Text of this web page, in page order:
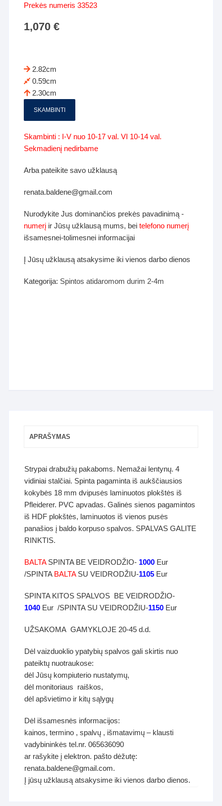
Prekės numeris 33523
1,070€
2.82cm
0.59cm
2.30cm
SKAMBINTI
Skambinti : I-V nuo 10-17 val. VI 10-14 val.
Sekmadienį nedirbame
Arba pateikite savo užklausą
renata.baldene@gmail.com
Nurodykite Jus dominančios prekės pavadinimą -
numerį ir Jūsų užklausą mums, beitelefono numerį
išsamesnei-tolimesnei informacijai
Į Jūsų užklausą atsakysime iki vienos darbo dienos
Kategorija: Spintos atidaromom durim 2-4m
APRAŠYMAS
Strypai drabužių pakaboms. Nemažai lentynų. 4
vidiniai stalčiai. Spinta pagaminta iš aukščiausios
kokybės 18 mm dvipusės laminuotos plokštės iš
Pfleiderer. PVC apvadas. Galinės sienos pagamintos
iš HDF plokštės, laminuotos iš vienos pusės
panašios į baldo korpuso spalvos. SPALVAS GALITE
RINKTIS.
BALTASPINTA BE VEIDRODŽIO- 1000 Eur
/SPINTA BALTASU VEIDRODŽIU-1105 Eur
SPINTA KITOS SPALVOS BE VEIDRODŽIO-
1040 Eur /SPINTA SU VEIDRODŽIU-1150 Eur
UŽSAKOMA GAMYKLOJE 20-45 d.d.
Dėl vaizduoklio ypatybių spalvos gali skirtis nuo
pateiktų nuotraukose:
dėl Jūsų kompiuterio nustatymų,
dėl monitoriaus raiškos,
dėl apšvietimo ir kitų sąlygų
Dėl išsamesnės informacijos:
kainos, termino , spalvų , išmatavimų – klausti
vadybininkės tel.nr. 065636090
ar rašykite į elektron. pašto dėžutę:
renata.baldene@gmail.com.
Į jūsų užklausą atsakysime iki vienos darbo dienos.